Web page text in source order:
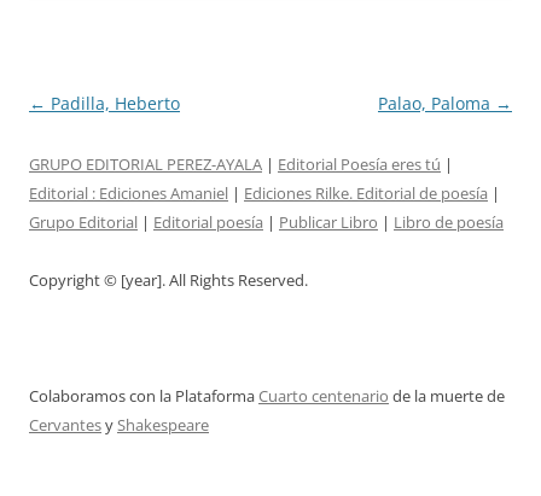
Post
← Padilla, Heberto Palao, Paloma →
GRUPO EDITORIAL PEREZ-AYALA | Editorial Poesía eres tú |
Editorial : Ediciones Amaniel | Ediciones Rilke. Editorial de poesía |
Grupo Editorial | Editorial poesía | Publicar Libro | Libro de poesía
Copyright © [year]. All Rights Reserved.
Colaboramos con la PlataformaCuarto centenario de la muerte de
CervantesyShakespeare